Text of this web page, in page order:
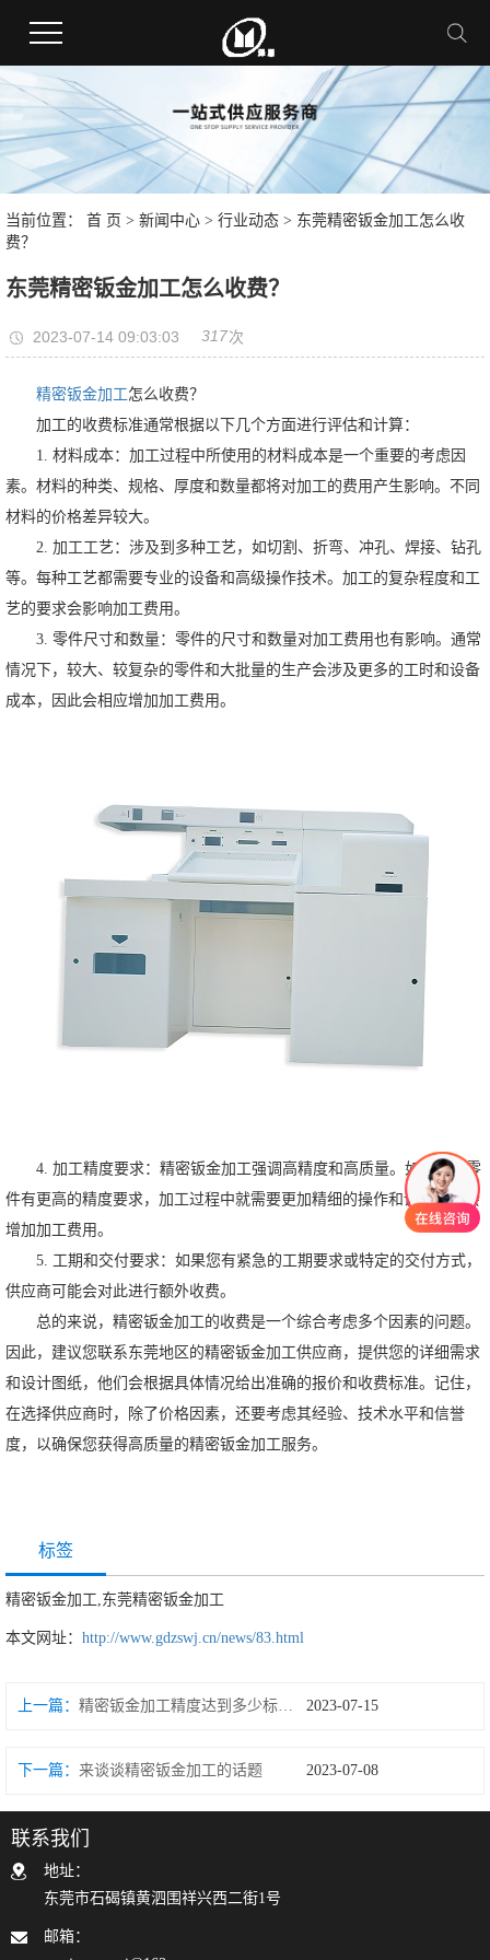
当前位置： 首 页 > 新闻中心 > 行业动态 > 东莞精密钣金加工怎么收
费？
东莞精密钣金加工怎么收费？
2023-07-14 09:03:03 317次
精密钣金加工怎么收费？
加工的收费标准通常根据以下几个方面进行评估和计算：
1. 材料成本：加工过程中所使用的材料成本是一个重要的考虑因
素。材料的种类、规格、厚度和数量都将对加工的费用产生影响。不同
材料的价格差异较大。
2. 加工工艺：涉及到多种工艺，如切割、折弯、冲孔、焊接、钻孔
等。每种工艺都需要专业的设备和高级操作技术。加工的复杂程度和工
艺的要求会影响加工费用。
3. 零件尺寸和数量：零件的尺寸和数量对加工费用也有影响。通常
情况下，较大、较复杂的零件和大批量的生产会涉及更多的工时和设备
成本，因此会相应增加加工费用。
4. 加工精度要求：精密钣金加工强调高精度和高质量。如果您的零
件有更高的精度要求，加工过程中就需要更加精细的操作和调试，这会
增加加工费用。
5. 工期和交付要求：如果您有紧急的工期要求或特定的交付方式，
供应商可能会对此进行额外收费。
总的来说，精密钣金加工的收费是一个综合考虑多个因素的问题。
因此，建议您联系东莞地区的精密钣金加工供应商，提供您的详细需求
和设计图纸，他们会根据具体情况给出准确的报价和收费标准。记住，
在选择供应商时，除了价格因素，还要考虑其经验、技术水平和信誉
度，以确保您获得高质量的精密钣金加工服务。
标签
精密钣金加工,东莞精密钣金加工
本文网址： http://www.gdzswj.cn/news/83.html
上一篇： 2023-07-15
下一篇： 来谈谈精密钣金加工的话题 2023-07-08
联系我们
地址：
东莞市石碣镇黄泗围祥兴西二街1号
邮箱：